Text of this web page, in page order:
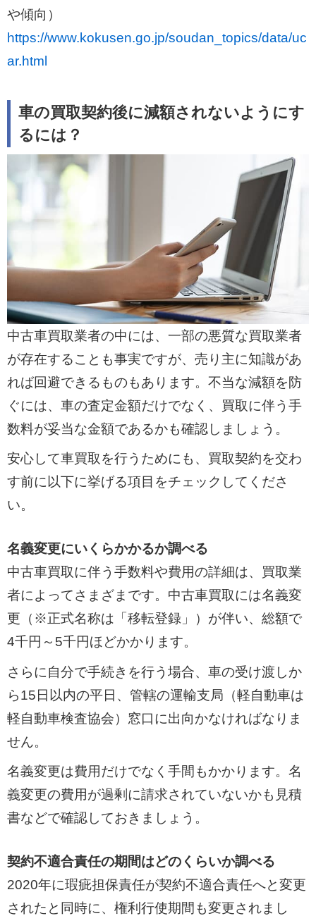
や傾向）
https://www.kokusen.go.jp/soudan_topics/data/uc
ar.html
車の買取契約後に減額されないようにす
るには？
中古車買取業者の中には、一部の悪質な買取業者
が存在することも事実ですが、売り主に知識があ
れば回避できるものもあります。不当な減額を防
ぐには、車の査定金額だけでなく、買取に伴う手
数料が妥当な金額であるかも確認しましょう。
安心して車買取を行うためにも、買取契約を交わ
す前に以下に挙げる項目をチェックしてくださ
い。
名義変更にいくらかかるか調べる
中古車買取に伴う手数料や費用の詳細は、買取業
者によってさまざまです。中古車買取には名義変
更（※正式名称は「移転登録」）が伴い、総額で
4千円～5千円ほどかかります。
さらに自分で手続きを行う場合、車の受け渡しか
ら15日以内の平日、管轄の運輸支局（軽自動車は
軽自動車検査協会）窓口に出向かなければなりま
せん。
名義変更は費用だけでなく手間もかかります。名
義変更の費用が過剰に請求されていないかも見積
書などで確認しておきましょう。
契約不適合責任の期間はどのくらいか調べる
2020年に瑕疵担保責任が契約不適合責任へと変更
されたと同時に、権利行使期間も変更されまし